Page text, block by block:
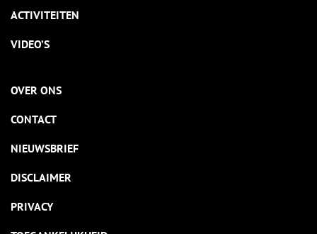
ACTIVITEITEN
VIDEO’S
OVER ONS
CONTACT
NIEUWSBRIEF
DISCLAIMER
PRIVACY